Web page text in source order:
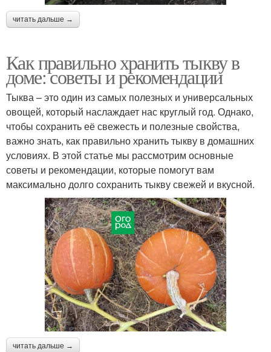
читать дальше →
Как правильно хранить тыкву в
доме: советы и рекомендации
Тыква – это один из самых полезных и универсальных
овощей, который наслаждает нас круглый год. Однако,
чтобы сохранить её свежесть и полезные свойства,
важно знать, как правильно хранить тыкву в домашних
условиях. В этой статье мы рассмотрим основные
советы и рекомендации, которые помогут вам
максимально долго сохранить тыкву свежей и вкусной.
читать дальше →